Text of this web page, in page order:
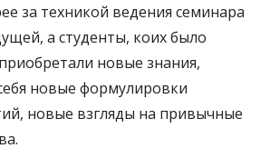
за техникой ведения семинара
а студенты, коих было
новые знания,
новые формулировки
новые взгляды на привычные